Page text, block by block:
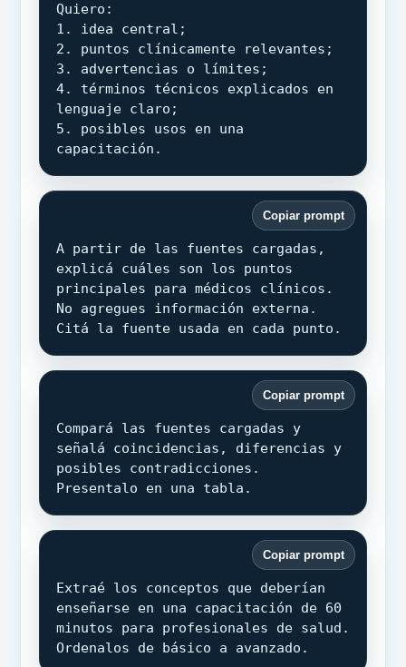
Quiero:
1. idea central;
2. puntos clínicamente relevantes;
3. advertencias o límites;
4. términos técnicos explicados en
lenguaje claro;
5. posibles usos en una
capacitación.
Copiar prompt
A partir de las fuentes cargadas,
explicá cuáles son los puntos
principales para médicos clínicos.
No agregues información externa.
Citá la fuente usada en cada punto.
Copiar prompt
Compará las fuentes cargadas y
señalá coincidencias, diferencias y
posibles contradicciones.
Presentalo en una tabla.
Copiar prompt
Extraé los conceptos que deberían
enseñarse en una capacitación de 60
minutos para profesionales de salud.
Ordenalos de básico a avanzado.